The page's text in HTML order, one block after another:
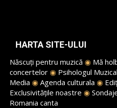
HARTA SITE-ULUI
Născuți pentru muzică ◉ Mă
concertelor ◉ Psihologul Muzical
Media ◉ Agenda culturala ◉
Exclusivitățile noastre ◉
Romania canta